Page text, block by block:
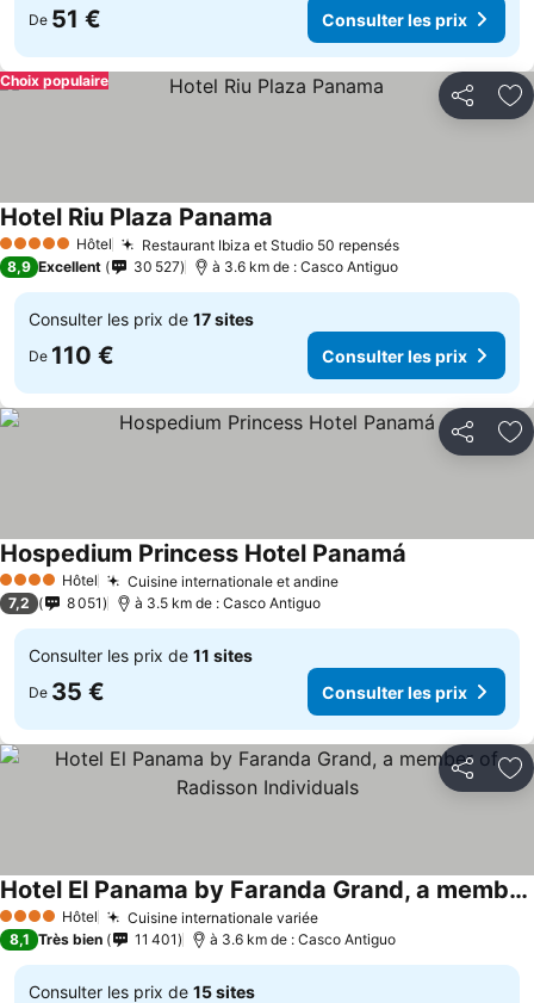
De 51 € Consulter les prix
Partager
Choix populaire
5 Étoiles Hôtel Restaurant Ibiza et Studio 50 repensésConsulter les
Hotel Riu Plaza Panama
8,9 Excellent 30 527 à 3.6 km de : Casco Antiguo
Consulter les prix de 17 sites
De 110 € Consulter les prix
Partager
4 Étoiles Hôtel Cuisine internationale et andineConsulter les prix
Hospedium Princess Hotel Panamá
7,2 8 051 à 3.5 km de : Casco Antiguo
Consulter les prix de 11 sites
De 35 € Consulter les prix
Partager
4 Étoiles Hôtel Cuisine internationale variéeConsulter les prix
Hotel El Panama by Faranda Grand, a member of Radisson Individuals
Consulter les prix
8,1 Très bien 11 401 à 3.6 km de : Casco Antiguo
Consulter les prix de 15 sites